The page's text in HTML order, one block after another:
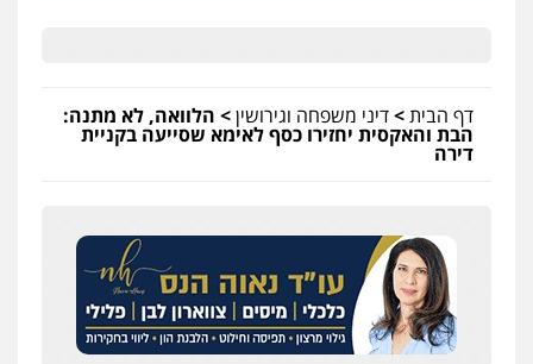
דף הבית>דיני משפחה וגירושין> הלוואה, לא מתנה:
הבת והאקסית יחזירו כסף לאימא שסייעה בקניית
דירה